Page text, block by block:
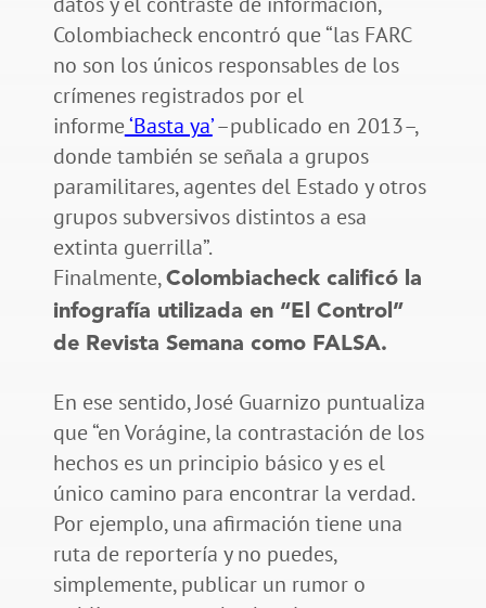
Colombiacheck encontró que “las FARC
no son los únicos responsables de los
crímenes registrados por el
informe‘Basta ya’–publicado en 2013–,
donde también se señala a grupos
paramilitares, agentes del Estado y otros
grupos subversivos distintos a esa
extinta guerrilla”.
Finalmente, Colombiacheck calificó la
infografía utilizada en “El Control”
de Revista Semana como FALSA.
En ese sentido, José Guarnizo puntualiza
que “en Vorágine, la contrastación de los
hechos es un principio básico y es el
único camino para encontrar la verdad.
Por ejemplo, una afirmación tiene una
ruta de reportería y no puedes,
simplemente, publicar un rumor o